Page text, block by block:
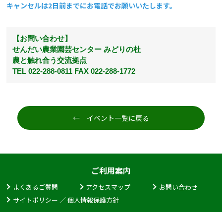
キャンセルは2日前までにお電話でお願いいたします。
​【お問い合わせ】
せんだい農業園芸センター みどりの杜
農と触れ合う交流拠点
TEL 022-288-0811 FAX 022-288-1772
← イベント一覧に戻る
ご利用案内
よくあるご質問 アクセスマップ
お問い合わせ
サイトポリシー ／ 個人情報保護方針